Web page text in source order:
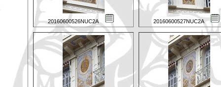
20160600526NUC2A 20160600527NUC2A